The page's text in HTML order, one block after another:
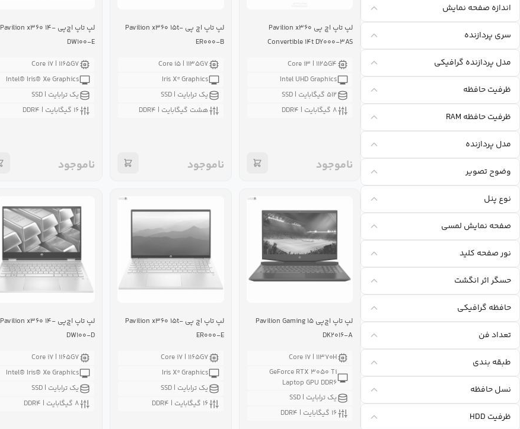
اندازه صفحه نمايش
سری پردازنده
مدل پردازنده گرافيکی
ظرفیت حافظه
ظرفیت حافظه RAM
مدل پردازنده
وضوح تصویر
نوع پنل
صفحه نمایش لمسی
نور صفحه کلید
حسگر اثر انگشت
حافظه گرافیکی
تعداد فن
طبقه بندی
نسل حافظه
ظرفیت HDD
لپ تاپ اچ‌ پی Pavilion x۳۶۰
Convertible ۱۴t DY۰۰۰-۳AS
Core i۳ | ۱۱۲۵G۴
Intel UHD Graphics
۵۱۲ گیگابایت | SSD
۸ گیگابایت | DDR۴
ناموجود
لپ تاپ اچ پی Pavilion x۳۶۰ ۱۵t-
ER۰۰۰-B
Core i۵ | ۱۱۳۵G۷
Iris Xᵉ Graphics
یک ترابایت | SSD
هشت گیگابایت | DDR۴
ناموجود
لپ تاپ اچ‌پی Pavilion x۳۶۰ ۱۴-
DW۱۰۰-E
Core i۷ | ۱۱۶۵G۷
Intel® Iris® Xe Graphics
یک ترابایت | SSD
۱۶ گیگابایت | DDR۴
ناموجود
لپ تاپ اچ‌پی Pavilion Gaming ۱۵
DK۲۰۱۶-A
Core i۷ | ۱۱۳۷۰H
GeForce RTX ۳۰۵۰ Ti
Laptop GPU DDR۶
یک ترابایت | SSD
۱۶ گیگابایت | DDR۴
لپ تاپ اچ پی Pavilion x۳۶۰ ۱۵t-
ER۰۰۰-E
Core i۷ | ۱۱۶۵G۷
Iris Xᵉ Graphics
یک ترابایت | SSD
۱۶ گیگابایت | DDR۴
لپ تاپ اچ‌پی Pavilion x۳۶۰ ۱۴-
DW۱۰۰-D
Core i۷ | ۱۱۶۵G۷
Intel® Iris® Xe Graphics
یک ترابایت | SSD
۸ گیگابایت | DDR۴